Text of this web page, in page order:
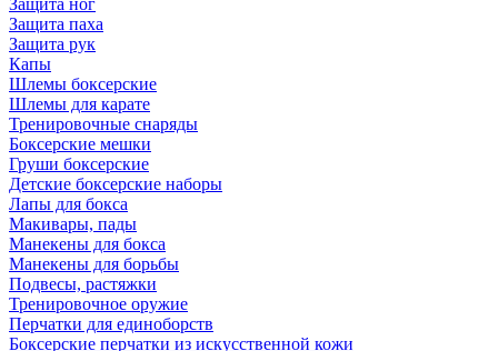
Защита ног
Защита паха
Защита рук
Капы
Шлемы боксерские
Шлемы для карате
Тренировочные снаряды
Боксерские мешки
Груши боксерские
Детские боксерские наборы
Лапы для бокса
Макивары, пады
Манекены для бокса
Манекены для борьбы
Подвесы, растяжки
Тренировочное оружие
Перчатки для единоборств
Боксерские перчатки из искусственной кожи